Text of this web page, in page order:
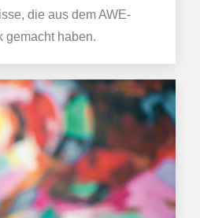
die aus dem AWE-
gemacht haben.